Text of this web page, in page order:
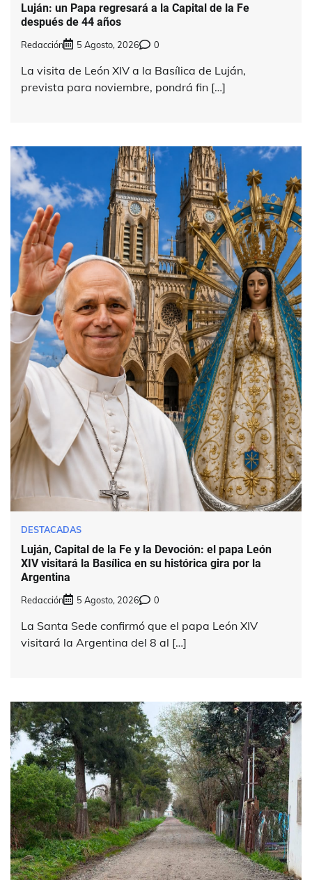
Luján: un Papa regresará a la Capital de la Fe
después de 44 años
Redacción 5 Agosto, 2026 0
La visita de León XIV a la Basílica de Luján,
prevista para noviembre, pondrá fin […]
DESTACADAS
Luján, Capital de la Fe y la Devoción: el papa León
XIV visitará la Basílica en su histórica gira por la
Argentina
Redacción 5 Agosto, 2026 0
La Santa Sede confirmó que el papa León XIV
visitará la Argentina del 8 al […]